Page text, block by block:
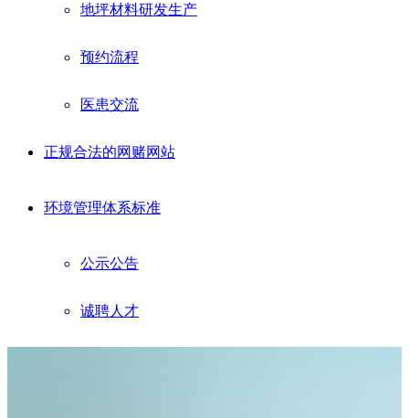
地坪材料研发生产
预约流程
医患交流
正规合法的网赌网站
环境管理体系标准
公示公告
诚聘人才